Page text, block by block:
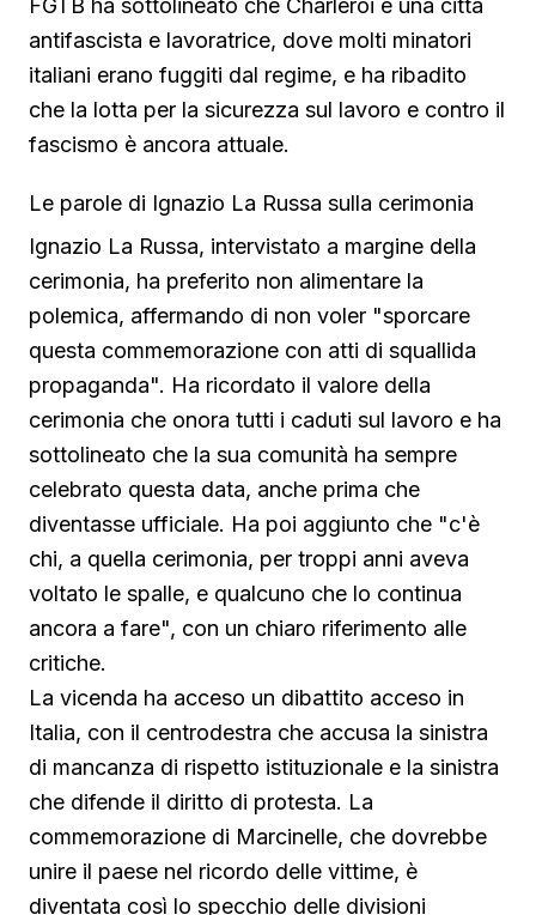
FGTB ha sottolineato che Charleroi è una città
antifascista e lavoratrice, dove molti minatori
italiani erano fuggiti dal regime, e ha ribadito
che la lotta per la sicurezza sul lavoro e contro il
fascismo è ancora attuale.
Le parole di Ignazio La Russa sulla cerimonia
Ignazio La Russa, intervistato a margine della
cerimonia, ha preferito non alimentare la
polemica, affermando di non voler "sporcare
questa commemorazione con atti di squallida
propaganda". Ha ricordato il valore della
cerimonia che onora tutti i caduti sul lavoro e ha
sottolineato che la sua comunità ha sempre
celebrato questa data, anche prima che
diventasse ufficiale. Ha poi aggiunto che "c'è
chi, a quella cerimonia, per troppi anni aveva
voltato le spalle, e qualcuno che lo continua
ancora a fare", con un chiaro riferimento alle
critiche.
La vicenda ha acceso un dibattito acceso in
Italia, con il centrodestra che accusa la sinistra
di mancanza di rispetto istituzionale e la sinistra
che difende il diritto di protesta. La
commemorazione di Marcinelle, che dovrebbe
unire il paese nel ricordo delle vittime, è
diventata così lo specchio delle divisioni